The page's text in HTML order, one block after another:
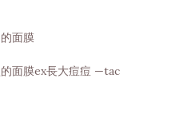
面膜
面膜ex長大痘痘 —tac